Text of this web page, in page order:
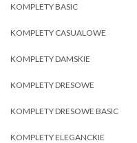
KOMPLETY BASIC
KOMPLETY CASUALOWE
KOMPLETY DAMSKIE
KOMPLETY DRESOWE
KOMPLETY DRESOWE BASIC
KOMPLETY ELEGANCKIE